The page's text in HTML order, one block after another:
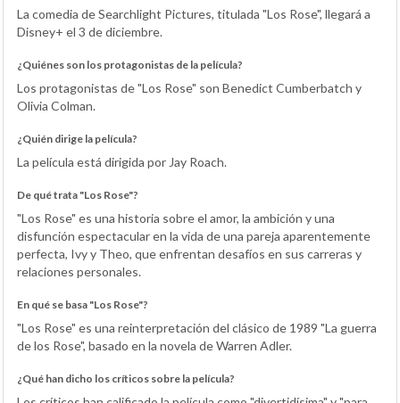
La comedia de Searchlight Pictures, titulada "Los Rose", llegará a
Disney+ el 3 de diciembre.
¿Quiénes son los protagonistas de la película?
Los protagonistas de "Los Rose" son Benedict Cumberbatch y
Olivia Colman.
¿Quién dirige la película?
La película está dirigida por Jay Roach.
De qué trata "Los Rose"?
"Los Rose" es una historia sobre el amor, la ambición y una
disfunción espectacular en la vida de una pareja aparentemente
perfecta, Ivy y Theo, que enfrentan desafíos en sus carreras y
relaciones personales.
En qué se basa "Los Rose"?
"Los Rose" es una reinterpretación del clásico de 1989 "La guerra
de los Rose", basado en la novela de Warren Adler.
¿Qué han dicho los críticos sobre la película?